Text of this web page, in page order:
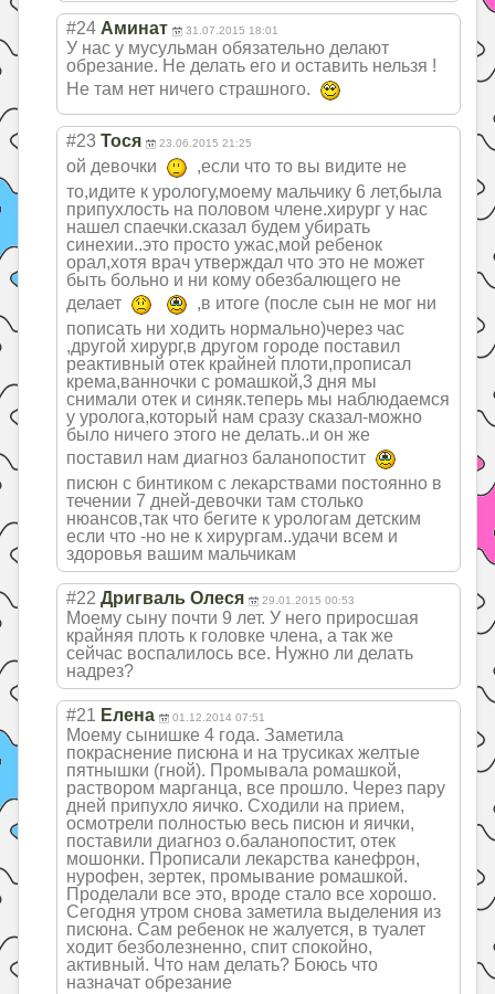
#24 Аминат 31.07.2015 18:01
У нас у мусульман обязательно делают
обрезание. Не делать его и оставить нельзя !
Не там нет ничего страшного.
#23 Тося 23.06.2015 21:25
ой девочки
,если что то вы видите не
то,идите к урологу,моему мальчику 6 лет,была
припухлость на половом члене.хирург у нас
нашел спаечки.сказал будем убирать
синехии..это просто ужас,мой ребенок
орал,хотя врач утверждал что это не может
быть больно и ни кому обезбалющего не
делает
,в итоге (после сын не мог ни
пописать ни ходить нормально)через час
,другой хирург,в другом городе поставил
реактивный отек крайней плоти,прописал
крема,ванночки с ромашкой,3 дня мы
снимали отек и синяк.теперь мы наблюдаемся
у уролога,который нам сразу сказал-можно
было ничего этого не делать..и он же
поставил нам диагноз баланопостит
писюн с бинтиком с лекарствами постоянно в
течении 7 дней-девочки там столько
нюансов,так что бегите к урологам детским
если что -но не к хирургам..удачи всем и
здоровья вашим мальчикам
#22 Дригваль Олеся 29.01.2015 00:53
Моему сыну почти 9 лет. У него приросшая
крайняя плоть к головке члена, а так же
сейчас воспалилось все. Нужно ли делать
надрез?
#21 Елена 01.12.2014 07:51
Моему сынишке 4 года. Заметила
покраснение писюна и на трусиках желтые
пятнышки (гной). Промывала ромашкой,
раствором марганца, все прошло. Через пару
дней припухло яичко. Сходили на прием,
осмотрели полностью весь писюн и яички,
поставили диагноз о.баланопостит, отек
мошонки. Прописали лекарства канефрон,
нурофен, зертек, промывание ромашкой.
Проделали все это, вроде стало все хорошо.
Сегодня утром снова заметила выделения из
писюна. Сам ребенок не жалуется, в туалет
ходит безболезненно, спит спокойно,
активный. Что нам делать? Боюсь что
назначат обрезание